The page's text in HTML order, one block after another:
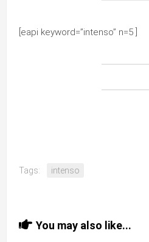
[eapi keyword=”intenso” n=5 ]
Tags: intenso
You may also like...